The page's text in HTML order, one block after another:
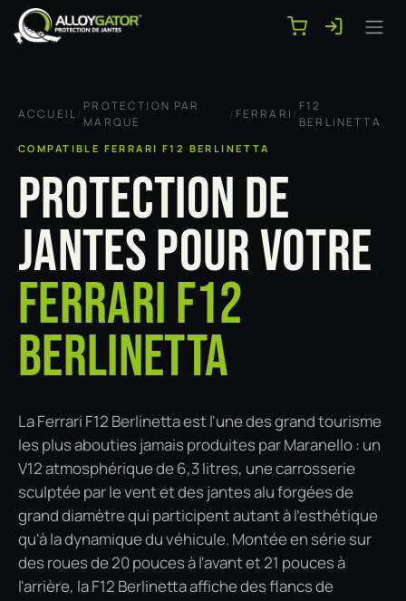
Se rendre au contenu
ACCUEIL/
PROTECTION PAR
MARQUE
/ FERRARI /
F12
BERLINETTA
COMPATIBLE FERRARI F12 BERLINETTA
PROTECTION DE
JANTES POUR VOTRE
FERRARI F12
BERLINETTA
La Ferrari F12 Berlinetta est l'une des grand tourisme
les plus abouties jamais produites par Maranello : un
V12 atmosphérique de 6,3 litres, une carrosserie
sculptée par le vent et des jantes alu forgées de
grand diamètre qui participent autant à l'esthétique
qu'à la dynamique du véhicule. Montée en série sur
des roues de 20 pouces à l'avant et 21 pouces à
l'arrière, la F12 Berlinetta affiche des flancs de